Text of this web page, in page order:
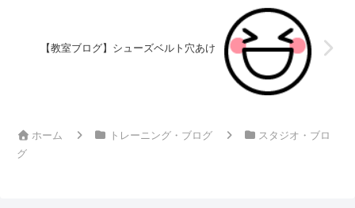
【教室ブログ】シューズベルト穴あけ
ホーム トレーニング・ブログ
スタジオ・ブロ
グ